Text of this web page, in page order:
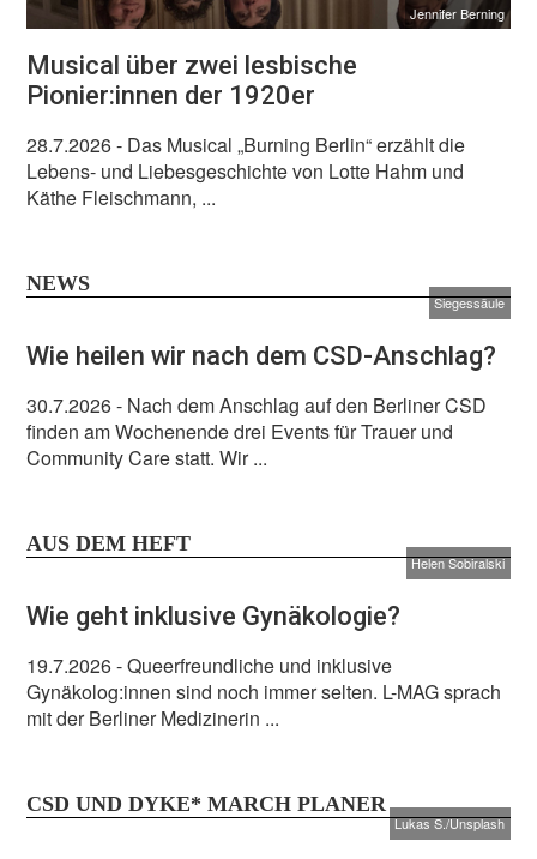
Jennifer Berning
Musical über zwei lesbische
Pionier:innen der 1920er
28.7.2026- Das Musical „Burning Berlin“ erzählt die
Lebens- und Liebesgeschichte von Lotte Hahm und
Käthe Fleischmann, ...
NEWS
Siegessäule
Wie heilen wir nach dem CSD-Anschlag?
30.7.2026- Nach dem Anschlag auf den Berliner CSD
finden am Wochenende drei Events für Trauer und
Community Care statt. Wir ...
AUS DEM HEFT
Helen Sobiralski
Wie geht inklusive Gynäkologie?
19.7.2026- Queerfreundliche und inklusive
Gynäkolog:innen sind noch immer selten. L-MAG sprach
mit der Berliner Medizinerin ...
CSD UND DYKE* MARCH PLANER
Lukas S./Unsplash